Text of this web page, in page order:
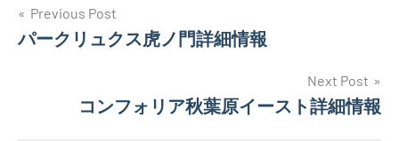
投
稿
Previous Post
パークリュクス虎ノ門詳細情報
Next Post
コンフォリア秋葉原イースト詳細情報